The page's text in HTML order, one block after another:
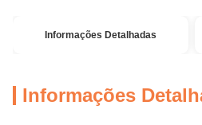
Informações Detalhadas
Informações